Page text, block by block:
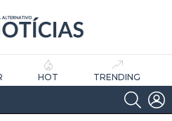
HOT TRENDING